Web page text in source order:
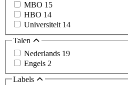
MBO 15
HBO 14
Universiteit 14
Talen
Nederlands 19
Engels 2
Labels